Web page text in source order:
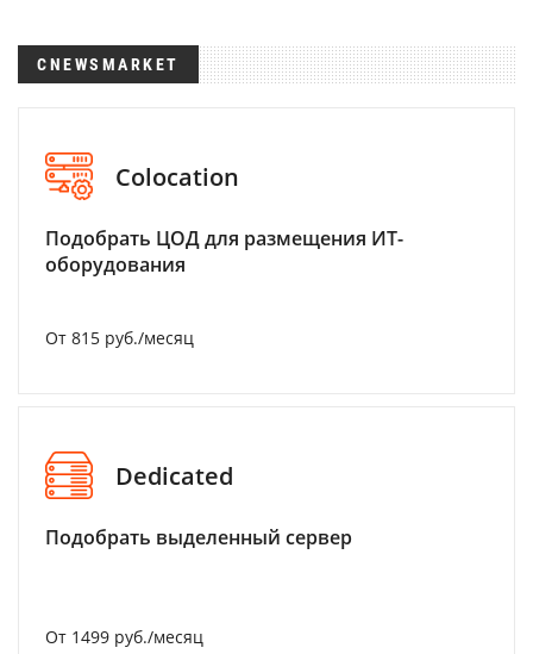
CNEWSMARKET
Colocation
Подобрать ЦОД для размещения ИТ-
оборудования
От 815 руб./месяц
Dedicated
Подобрать выделенный сервер
От 1499 руб./месяц